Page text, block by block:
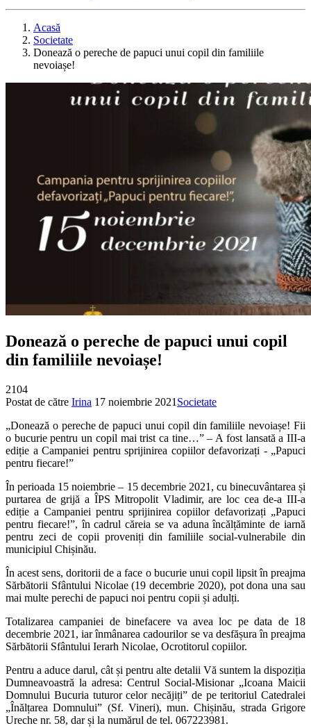
Acasă
Societate
Donează o pereche de papuci unui copil din familiile
nevoiașe!
Donează o pereche de papuci unui copil
din familiile nevoiașe!
2104
Postat de către Irina 17 noiembrie 2021 Societate
„Donează o pereche de papuci unui copil din familiile nevoiașe! Fii
o bucurie pentru un copil mai trist ca tine…” – A fost lansată a III-a
ediție a Campaniei pentru sprijinirea copiilor defavorizați - „Papuci
pentru fiecare!”
În perioada 15 noiembrie – 15 decembrie 2021, cu binecuvântarea și
purtarea de grijă a ÎPS Mitropolit Vladimir, are loc cea de-a III-a
ediție a Campaniei pentru sprijinirea copiilor defavorizați „Papuci
pentru fiecare!”, în cadrul căreia se va aduna încălțăminte de iarnă
pentru zeci de copii proveniți din familiile social-vulnerabile din
municipiul Chișinău.
În acest sens, doritorii de a face o bucurie unui copil lipsit în preajma
Sărbătorii Sfântului Nicolae (19 decembrie 2020), pot dona una sau
mai multe perechi de papuci noi pentru copii și adulți.
Totalizarea campaniei de binefacere va avea loc pe data de 18
decembrie 2021, iar înmânarea cadourilor se va desfășura în preajma
Sărbătorii Sfântului Ierarh Nicolae, Ocrotitorul copiilor.
Pentru a aduce darul, cât și pentru alte detalii Vă suntem la dispoziția
Dumneavoastră la adresa: Centrul Social-Misionar „Icoana Maicii
Domnului Bucuria tuturor celor necăjiți” de pe teritoriul Catedralei
„Înălțarea Domnului” (Sf. Vineri), mun. Chișinău, strada Grigore
Ureche nr. 58, dar și la numărul de tel. 067223981.